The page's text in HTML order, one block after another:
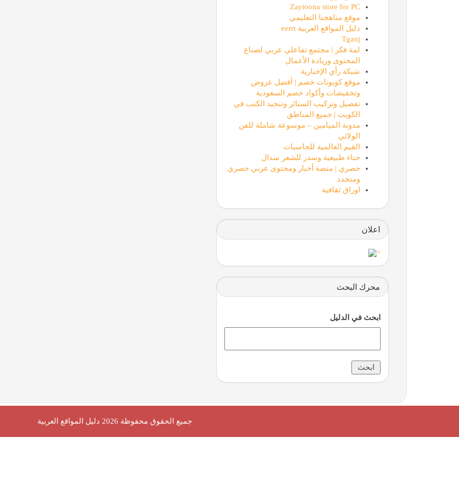
Zaytoona store for PC
موقع مناهجنا التعليمي
دليل المواقع العربية eerrt
Tganj
لمة فكر | مجتمع تفاعلي عربي لصناع
المحتوى وريادة الأعمال
شبكة رأي الإخبارية
موقع كوبونات خصم | أفضل عروض
وتخفيضات وأكواد خصم السعودية
تفصيل وتركيب الستائر وتنجيد الكنب في
الكويت | جميع المناطق
مدونة الميامين – موسوعة شاملة للفن
الولائي
القيم العالمية للحاسبات
حناء طبيعية وسدر للشعر سدال
حصري | منصة أخبار ومحتوى عربي حصري
ومتجدد
اوراق ثقافية
اعلان
<
محرك البحث
ابحث في الدليل
جميع الحقوق محفوظة 2026 دليل المواقع العربية